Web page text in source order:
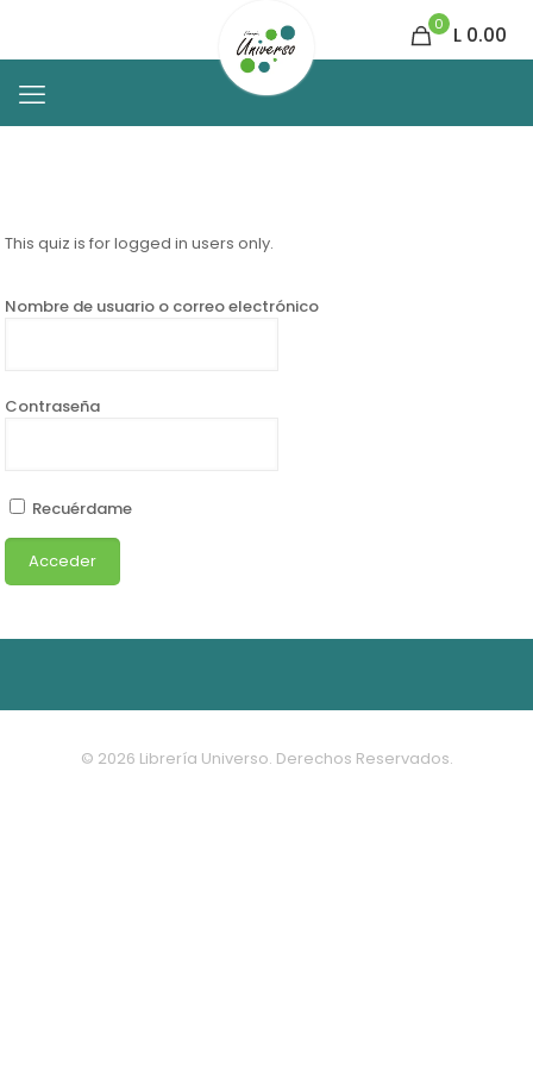
0 L 0.00
This quiz is for logged in users only.
Nombre de usuario o correo electrónico
Contraseña
Recuérdame
© 2026 Librería Universo. Derechos Reservados.